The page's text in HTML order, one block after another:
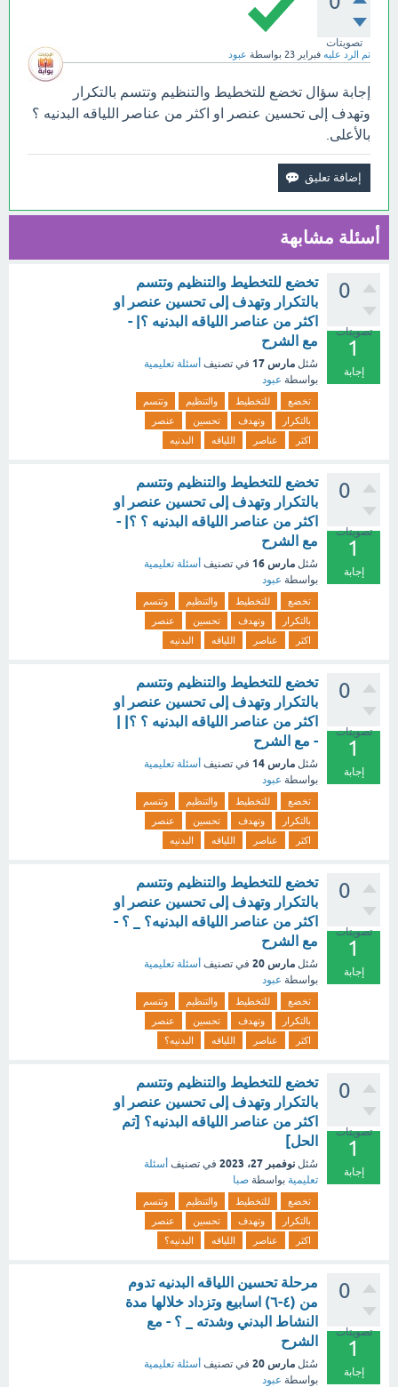
تصويتات
تم الرد عليه فبراير 23 بواسطة عبود
إجابة سؤال تخضع للتخطيط والتنظيم وتتسم بالتكرار
وتهدف إلى تحسين عنصر او اكثر من عناصر اللياقه البدنيه ؟
بالأعلى.
أسئلة مشابهة
0
تصويتات
1
إجابة
تخضع للتخطيط والتنظيم وتتسم
بالتكرار وتهدف إلى تحسين عنصر او
اكثر من عناصر اللياقه البدنيه ؟| -
مع الشرح
سُئل مارس 17 في تصنيف أسئلة تعليمية
بواسطة عبود
تخضع للتخطيط والتنظيم
وتتسم
بالتكرار
وتهدف تحسين
عنصر
اكثر
عناصر اللياقه البدنيه
0
تصويتات
1
إجابة
تخضع للتخطيط والتنظيم وتتسم
بالتكرار وتهدف إلى تحسين عنصر او
اكثر من عناصر اللياقه البدنيه ؟ ؟| -
مع الشرح
سُئل مارس 16 في تصنيف أسئلة تعليمية
بواسطة عبود
تخضع للتخطيط والتنظيم
وتتسم
بالتكرار
وتهدف تحسين
عنصر
اكثر
عناصر اللياقه البدنيه
0
تصويتات
1
إجابة
تخضع للتخطيط والتنظيم وتتسم
بالتكرار وتهدف إلى تحسين عنصر او
اكثر من عناصر اللياقه البدنيه ؟ ؟| |
- مع الشرح
سُئل مارس 14 في تصنيف أسئلة تعليمية
بواسطة عبود
تخضع للتخطيط والتنظيم
وتتسم
بالتكرار
وتهدف تحسين
عنصر
اكثر
عناصر اللياقه البدنيه
0
تصويتات
1
إجابة
تخضع للتخطيط والتنظيم وتتسم
بالتكرار وتهدف إلى تحسين عنصر او
اكثر من عناصر اللياقه البدنيه؟ _ ؟ -
مع الشرح
سُئل مارس 20 في تصنيف أسئلة تعليمية
بواسطة عبود
تخضع للتخطيط والتنظيم
وتتسم
بالتكرار
وتهدف تحسين
عنصر
اكثر
عناصر اللياقه البدنيه؟
0
تصويتات
1
إجابة
تخضع للتخطيط والتنظيم وتتسم
بالتكرار وتهدف إلى تحسين عنصر او
اكثر من عناصر اللياقه البدنيه؟ [تم
الحل]
سُئل نوفمبر 27، 2023 في تصنيف أسئلة
تعليمية بواسطة صبا
تخضع للتخطيط والتنظيم
وتتسم
بالتكرار
وتهدف تحسين
عنصر
اكثر
عناصر اللياقه البدنيه؟
0
تصويتات
1
إجابة
مرحلة تحسين اللياقه البدنيه تدوم
من (٤-٦) اسابيع وتزداد خلالها مدة
النشاط البدني وشدته _ ؟ - مع
الشرح
سُئل مارس 20 في تصنيف أسئلة تعليمية
بواسطة عبود